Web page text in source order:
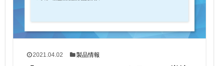
2021.04.02 製品情報